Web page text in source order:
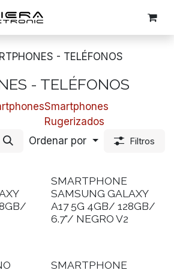
- TELÉFONOS
- TELÉFONOS
Smartphones
Rugerizados
Ordenar por
Filtros
SMARTPHONE
SAMSUNG GALAXY
A17 5G 4GB/ 128GB/
6.7"/ NEGRO V2
SMARTPHONE